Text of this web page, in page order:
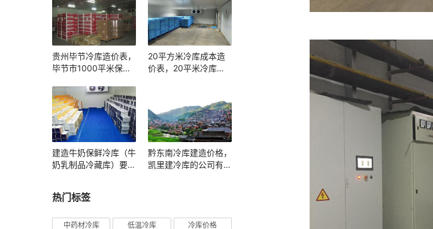
贵州毕节冷库造价表，
毕节市1000平米保鲜
20平方米冷库成本造
价表，20平米冷库全
建造牛奶保鲜冷库（牛
奶乳制品冷藏库）要多
黔东南冷库建造价格，
凯里建冷库的公司有哪
热门标签
中药材冷库 低温冷库 冷库价格